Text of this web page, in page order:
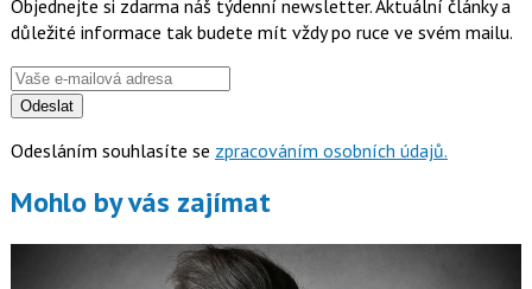
Objednejte si zdarma náš týdenní newsletter. Aktuální články a
důležité informace tak budete mít vždy po ruce ve svém mailu.
Odeslat
Odesláním souhlasíte se zpracováním osobních údajů.
Mohlo by vás zajímat